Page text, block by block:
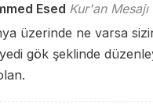
Esed Kur'an Mesajı
üzerinde ne varsa
gök şeklinde